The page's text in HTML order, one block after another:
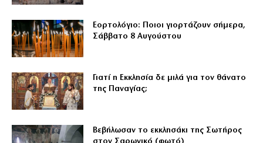
Εορτολόγιο: Ποιοι γιορτάζουν σήμερα,
Σάββατο 8 Αυγούστου
Γιατί η Εκκλησία δε μιλά για τον θάνατο
της Παναγίας;
Βεβήλωσαν το εκκλησάκι της Σωτήρος